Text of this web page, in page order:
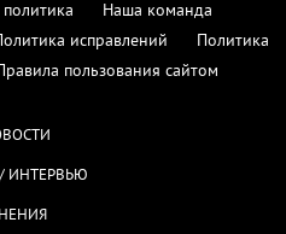
Наша команда
исправлений
Политика
пользования сайтом
ИНТЕРВЬЮ